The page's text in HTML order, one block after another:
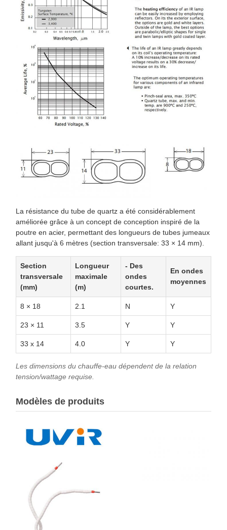
La résistance du tube de quartz a été considérablement
améliorée grâce à un concept de conception inspiré de la
poutre en acier, permettant des longueurs de tubes jumeaux
allant jusqu'à 6 mètres (section transversale: 33 × 14 mm).
Section
transversale
(mm)
Longueur
maximale
(m)
- Des
ondes
courtes.
En ondes
moyennes
8 × 18 2.1 N Y
23 × 11 3.5 Y Y
33 x 14 4.0 Y Y
Les dimensions du chauffe-eau dépendent de la relation
tension/wattage requise.
Modèles de produits